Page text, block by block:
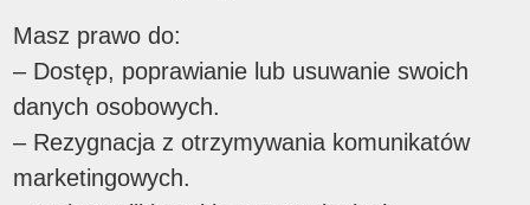
Masz prawo do:
– Dostęp, poprawianie lub usuwanie swoich
danych osobowych.
– Rezygnacja z otrzymywania komunikatów
marketingowych.